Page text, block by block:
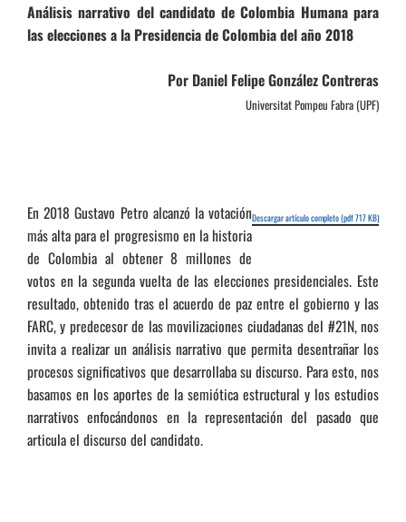
Análisis narrativo del candidato de Colombia Humana para
las elecciones a la Presidencia de Colombia del año 2018
Por Daniel Felipe González Contreras
Universitat Pompeu Fabra (UPF)
Descargar artículo completo (pdf 717 KB)
En 2018 Gustavo Petro alcanzó la votación
más alta para el progresismo en la historia
de Colombia al obtener 8 millones de
votos en la segunda vuelta de las elecciones presidenciales. Este
resultado, obtenido tras el acuerdo de paz entre el gobierno y las
FARC, y predecesor de las movilizaciones ciudadanas del #21N, nos
invita a realizar un análisis narrativo que permita desentrañar los
procesos significativos que desarrollaba su discurso. Para esto, nos
basamos en los aportes de la semiótica estructural y los estudios
narrativos enfocándonos en la representación del pasado que
articula el discurso del candidato.